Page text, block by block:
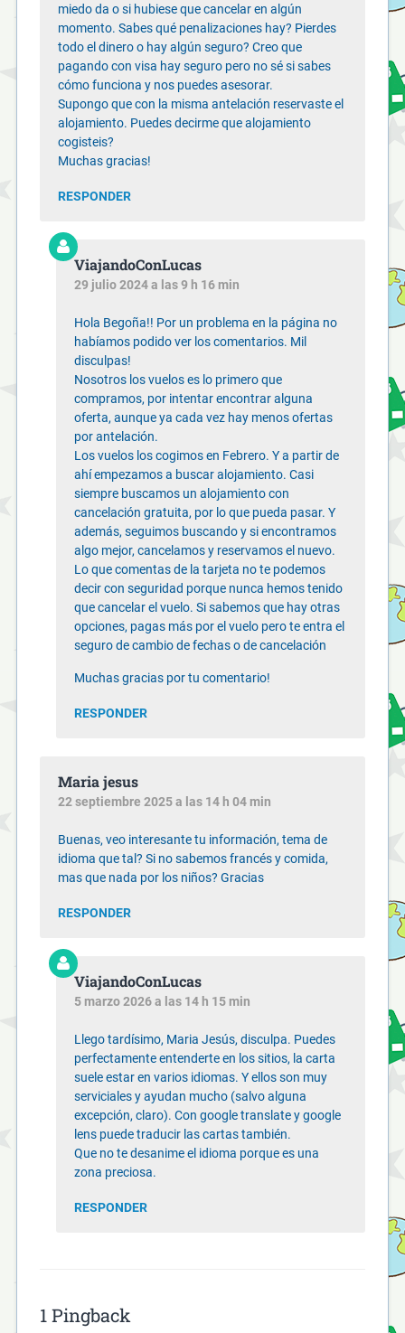
miedo da o si hubiese que cancelar en algún
momento. Sabes qué penalizaciones hay? Pierdes
todo el dinero o hay algún seguro? Creo que
pagando con visa hay seguro pero no sé si sabes
cómo funciona y nos puedes asesorar.
Supongo que con la misma antelación reservaste el
alojamiento. Puedes decirme que alojamiento
cogisteis?
Muchas gracias!
RESPONDER
ViajandoConLucas
29 julio 2024 a las 9 h 16 min
Hola Begoña!! Por un problema en la página no
habíamos podido ver los comentarios. Mil
disculpas!
Nosotros los vuelos es lo primero que
compramos, por intentar encontrar alguna
oferta, aunque ya cada vez hay menos ofertas
por antelación.
Los vuelos los cogimos en Febrero. Y a partir de
ahí empezamos a buscar alojamiento. Casi
siempre buscamos un alojamiento con
cancelación gratuita, por lo que pueda pasar. Y
además, seguimos buscando y si encontramos
algo mejor, cancelamos y reservamos el nuevo.
Lo que comentas de la tarjeta no te podemos
decir con seguridad porque nunca hemos tenido
que cancelar el vuelo. Si sabemos que hay otras
opciones, pagas más por el vuelo pero te entra el
seguro de cambio de fechas o de cancelación
Muchas gracias por tu comentario!
RESPONDER
Maria jesus
22 septiembre 2025 a las 14 h 04 min
Buenas, veo interesante tu información, tema de
idioma que tal? Si no sabemos francés y comida,
mas que nada por los niños? Gracias
RESPONDER
ViajandoConLucas
5 marzo 2026 a las 14 h 15 min
Llego tardísimo, Maria Jesús, disculpa. Puedes
perfectamente entenderte en los sitios, la carta
suele estar en varios idiomas. Y ellos son muy
serviciales y ayudan mucho (salvo alguna
excepción, claro). Con google translate y google
lens puede traducir las cartas también.
Que no te desanime el idioma porque es una
zona preciosa.
RESPONDER
1 Pingback